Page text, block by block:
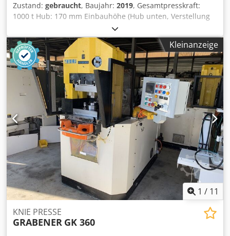
Zustand: gebraucht, Baujahr: 2019, Gesamtpresskraft:
1000 t Hub: 170 mm Einbauhöhe (Hub unten, Verstellung
oben): 490 mm Dcedpfx Aoywztajb Ujk Stößelverstellung:
16 mm Max. Hubzahl: 32 min-1 Tischaufspannfläche ca.:
800x800 mm Abmessung obere Auspannplatte: 825x860
mm Abstand zwischen den Ständern L-R: 900 mm Oberer
Auswerfer Hub: 16 mm Oberer Auswerfer Kraft: 10 t
Unterer Auswerfer Hub: 80 mm Unterer Auswerfer Kraft:
32 t Abmessungen LxBxH: 2950x1950x4090 mm Gewicht
Maschine : 26 kg Hauptantrieb: 33,5 kW
Kleinanzeige
1 / 11
KNIE PRESSE
GRABENER GK 360